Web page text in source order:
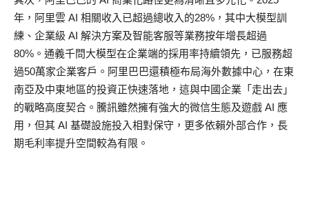
年，阿里雲 AI 相關收入已超過總收入的28%，其中大模型訓
練、企業級 AI 解決方案及智能客服等業務按年增長超過
80%。通義千問大模型在企業端的採用率持續領先，已服務超
過50萬家企業客戶。阿里巴巴還積極布局海外數據中心，在東
南亞及中東地區的投資正快速落地，這與中國企業「走出去」
的戰略高度契合。騰訊雖然擁有強大的微信生態及遊戲 AI 應
用，但其 AI 基礎設施投入相對保守，更多依賴外部合作，長
期毛利率提升空間較為有限。